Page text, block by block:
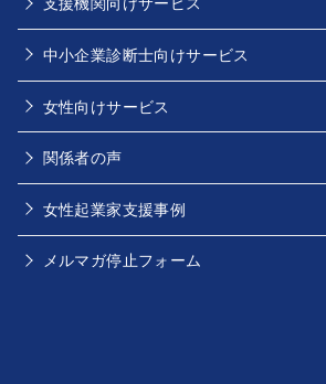
支援機関向けサービス
中小企業診断士向けサービス
女性向けサービス
関係者の声
女性起業家支援事例
メルマガ停止フォーム